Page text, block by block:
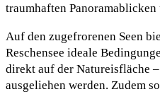
traumhaften
Auf den zugefrorenen Seen
Reschensee ideale
direkt auf der Natureisfläche
ausgeliehen werden. Zudem